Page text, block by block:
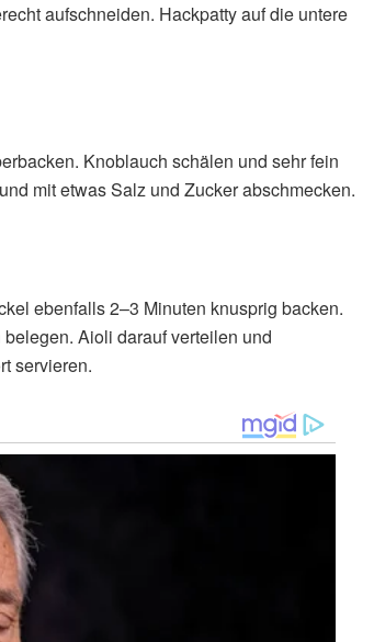
aufschneiden. Hackpatty auf die untere
Knoblauch schälen und sehr fein
mit etwas Salz und Zucker abschmecken.
ebenfalls 2–3 Minuten knusprig backen.
Aioli darauf verteilen und
servieren.